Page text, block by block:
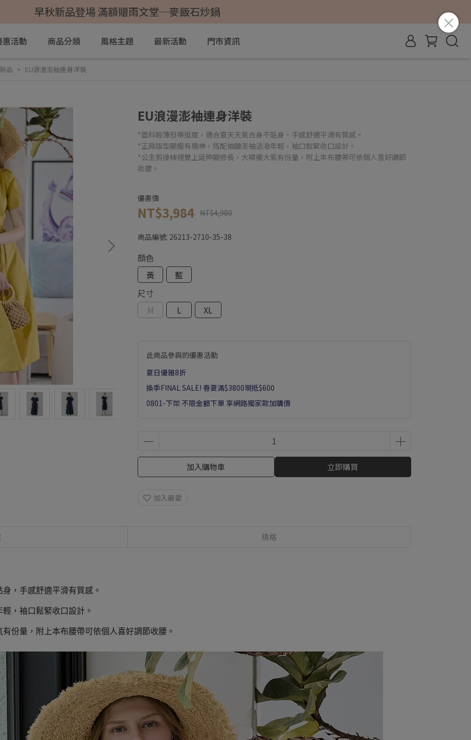
早秋新品登場 滿額贈雨文堂─麥飯石炒鍋
惠活動 商品分類 風格主題 最新活動 門市資訊
品 EU浪漫澎袖連身洋裝
EU浪漫澎袖連身洋裝
*面料輕薄但帶挺度，適合夏天天氣合身不貼身，手感舒適平滑有質感。
*正肩版型顯瘦有精神，搭配抽皺澎袖活潑年輕，袖口鬆緊收口設計。
*公主剪接線視覺上延伸顯修長，大裙襬大氣有份量，附上本布腰帶可依個人喜好調節
收腰。
優惠價
NT$3,984 NT$4,980
商品編號: 26213-2710-35-38
顏色
黃
藍
尺寸
M
L XL
此商品參與的優惠活動
夏日優雅8折
換季FINAL SALE! 春夏滿$3800現抵$600
0801-下架 不限金額下單 享網路獨家款加購價
加入購物車 立即購買
加入最愛
規格
，手感舒適平滑有質感。
，袖口鬆緊收口設計。
份量，附上本布腰帶可依個人喜好調節收腰。